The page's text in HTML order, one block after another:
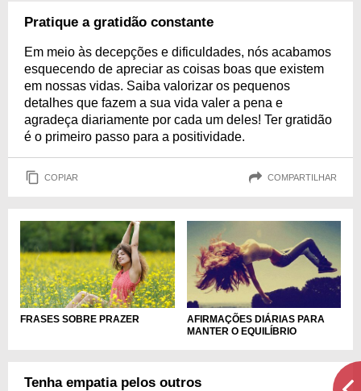
Pratique a gratidão constante
Em meio às decepções e dificuldades, nós acabamos
esquecendo de apreciar as coisas boas que existem
em nossas vidas. Saiba valorizar os pequenos
detalhes que fazem a sua vida valer a pena e
agradeça diariamente por cada um deles! Ter gratidão
é o primeiro passo para a positividade.
COPIAR COMPARTILHAR
FRASES SOBRE PRAZER
AFIRMAÇÕES DIÁRIAS PARA
MANTER O EQUILÍBRIO
Tenha empatia pelos outros